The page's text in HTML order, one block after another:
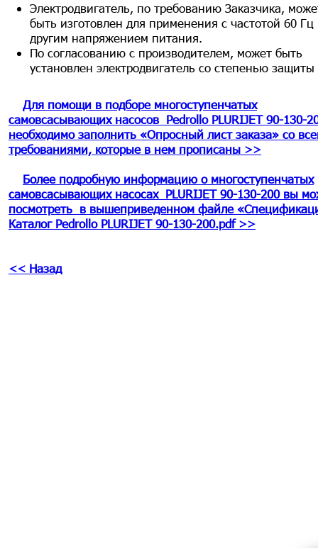
Электродвигатель, по требованию Заказчика,
быть изготовлен для применения с частотой 60 Гц
другим напряжением питания.
По согласованию с производителем, может быть
установлен электродвигатель со степенью защиты
Для помощи в подборе многоступенчатых
самовсасывающих насосов Pedrollo PLURIJET 90-130-
необходимо заполнить «Опросный лист заказа» со
требованиями, которые в нем прописаны >>
Более подробную информацию о многоступенчатых
самовсасывающих насосах PLURIJET 90-130-200 вы
посмотреть в вышеприведенном файле
Каталог Pedrollo PLURIJET 90-130-200.pdf >>
<< Назад